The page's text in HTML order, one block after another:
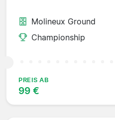
Molineux Ground
Championship
PREIS AB
99 €